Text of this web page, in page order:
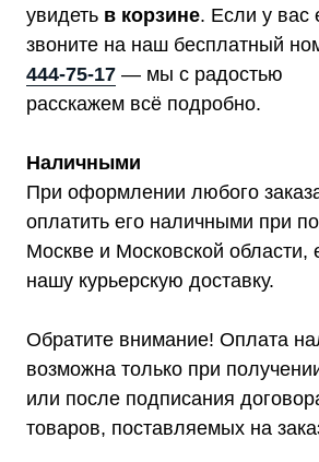
увидеть в корзине. Если у вас
звоните на наш бесплатный
444-75-17 — мы с радостью
расскажем всё подробно.
Наличными
При оформлении любого
оплатить его наличными при
Москве и Московской области,
нашу курьерскую доставку.
Обратите внимание! Оплата
возможна только при
или после подписания
товаров, поставляемых на